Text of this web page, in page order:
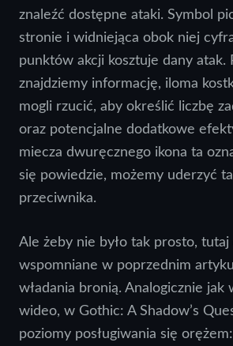
znaleźć dostępne ataki. Symbol
stronie i widniejąca obok niej
punktów akcji kosztuje dany atak.
znajdziemy informację, iloma
mogli rzucić, aby określić liczbę
oraz potencjalne dodatkowe
miecza dwuręcznego ikona ta
się powiedzie, możemy uderzyć
przeciwnika.
Ale żeby nie było tak prosto,
wspomniane w poprzednim
władania bronią. Analogicznie jak
wideo, w Gothic: A Shadow’s
poziomy posługiwania się orężem: